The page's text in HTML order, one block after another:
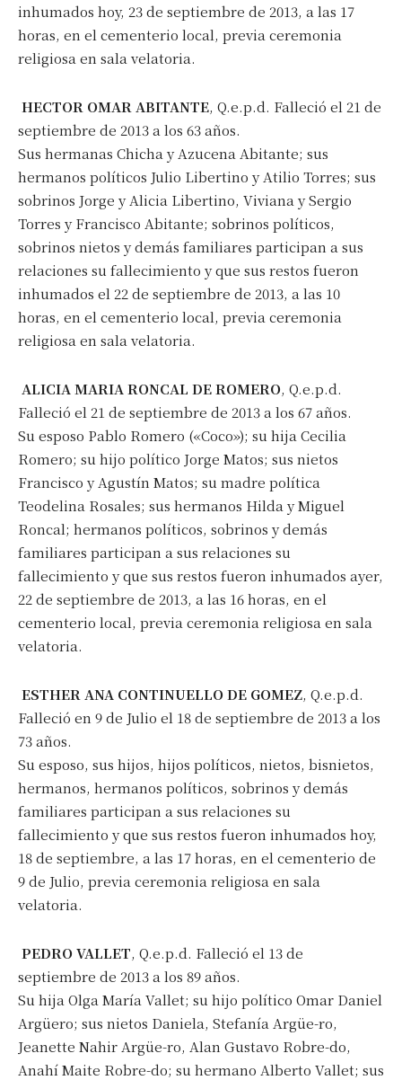
inhumados hoy, 23 de septiembre de 2013, a las 17
horas, en el cementerio local, previa ceremonia
religiosa en sala velatoria.
HECTOR OMAR ABITANTE, Q.e.p.d. Falleció el 21 de
septiembre de 2013 a los 63 años.
Sus hermanas Chicha y Azucena Abitante; sus
hermanos políticos Julio Libertino y Atilio Torres; sus
sobrinos Jorge y Alicia Libertino, Viviana y Sergio
Torres y Francisco Abitante; sobrinos políticos,
sobrinos nietos y demás familiares participan a sus
relaciones su fallecimiento y que sus restos fueron
inhumados el 22 de septiembre de 2013, a las 10
horas, en el cementerio local, previa ceremonia
religiosa en sala velatoria.
ALICIA MARIA RONCAL DE ROMERO, Q.e.p.d.
Falleció el 21 de septiembre de 2013 a los 67 años.
Su esposo Pablo Romero («Coco»); su hija Cecilia
Romero; su hijo político Jorge Matos; sus nietos
Francisco y Agustín Matos; su madre política
Teodelina Rosales; sus hermanos Hilda y Miguel
Roncal; hermanos políticos, sobrinos y demás
familiares participan a sus relaciones su
fallecimiento y que sus restos fueron inhumados ayer,
22 de septiembre de 2013, a las 16 horas, en el
cementerio local, previa ceremonia religiosa en sala
velatoria.
ESTHER ANA CONTINUELLO DE GOMEZ, Q.e.p.d.
Falleció en 9 de Julio el 18 de septiembre de 2013 a los
73 años.
Su esposo, sus hijos, hijos políticos, nietos, bisnietos,
hermanos, hermanos políticos, sobrinos y demás
familiares participan a sus relaciones su
fallecimiento y que sus restos fueron inhumados hoy,
18 de septiembre, a las 17 horas, en el cementerio de
9 de Julio, previa ceremonia religiosa en sala
velatoria.
PEDRO VALLET, Q.e.p.d. Falleció el 13 de
septiembre de 2013 a los 89 años.
Su hija Olga María Vallet; su hijo político Omar Daniel
Argüero; sus nietos Daniela, Stefanía Argüe-ro,
Jeanette Nahir Argüe-ro, Alan Gustavo Robre-do,
Anahí Maite Robre-do; su hermano Alberto Vallet; sus